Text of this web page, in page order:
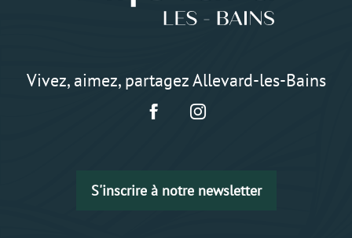
Vivez, aimez, partagez Allevard-les-Bains
S'inscrire à notre newsletter